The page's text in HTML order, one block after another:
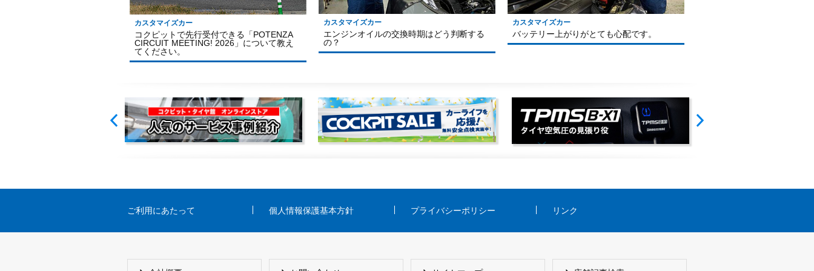
カスタマイズカー
コクピットで先行受付できる「POTENZA
CIRCUIT MEETING! 2026」について教え
てください。
カスタマイズカー
エンジンオイルの交換時期はどう判断する
の？
カスタマイズカー
バッテリー上がりがとても心配です。
ご利用にあたって 個人情報保護基本方針 プライバシーポリシー リンク